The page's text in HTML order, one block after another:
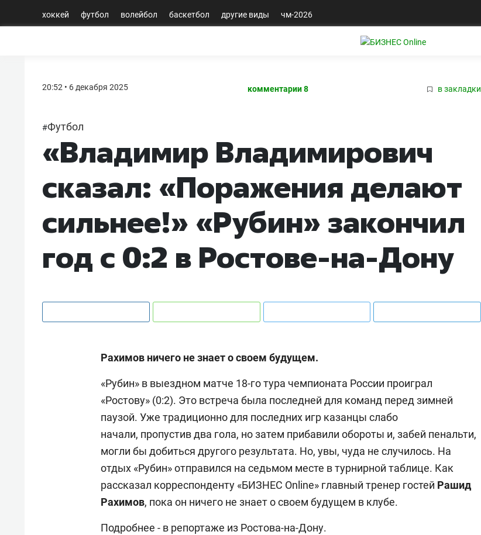
хоккей футбол волейбол баскетбол другие виды чм-2026
20:52 • 6 декабря 2025 комментарии 8 в закладки
#Футбол
«Владимир Владимирович
сказал: «Поражения делают
сильнее!» «Рубин» закончил
год с 0:2 в Ростове-на-Дону
Рахимов ничего не знает о своем будущем.
«Рубин» в выездном матче 18-го тура чемпионата России проиграл
«Ростову» (0:2). Это встреча была последней для команд перед зимней
паузой. Уже традиционно для последних игр казанцы слабо
начали, пропустив два гола, но затем прибавили обороты и, забей пенальти,
могли бы добиться другого результата. Но, увы, чуда не случилось. На
отдых «Рубин» отправился на седьмом месте в турнирной таблице. Как
рассказал корреспонденту «БИЗНЕС Online» главный тренер гостей Рашид
Рахимов, пока он ничего не знает о своем будущем в клубе.
Подробнее - в репортаже из Ростова-на-Дону.